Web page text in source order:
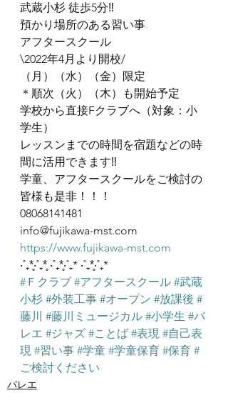
武蔵小杉 徒歩5分‼︎
預かり場所のある習い事
アフタースクール
\2022年4月より開校/
（月）（水）（金）限定
＊順次（火）（木）も開始予定
学校から直接Fクラブへ（対象：小
学生）
レッスンまでの時間を宿題などの時
間に活用できます‼︎
学童、アフタースクールをご検討の
皆様も是非！！！
08068141481
info@fujikawa-mst.com
https://www.fujikawa-mst.com
‧˚₊*̥‧˚₊*̥ ‧˚₊*̥‧˚₊* ‧˚₊*̥‧˚₊*
#Ｆクラブ #アフタースクール #武蔵
小杉 #外装工事 #オープン #放課後 #
藤川 #藤川ミュージカル #小学生 #バ
レエ #ジャズ #ことば #表現 #自己表
現 #習い事 #学童 #学童保育 #保育 #
ご検討ください
バレエ